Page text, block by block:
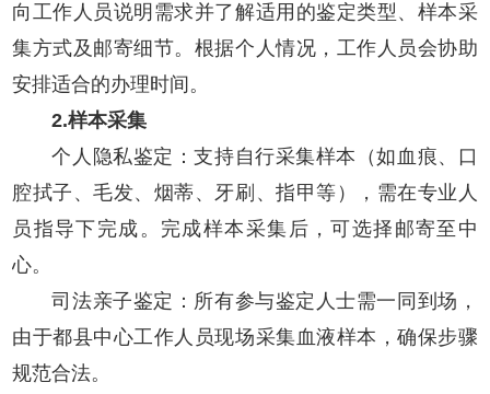
向工作人员说明需求并了解适用的鉴定类型、样本采
集方式及邮寄细节。根据个人情况，工作人员会协助
安排适合的办理时间。
2.样本采集
个人隐私鉴定：支持自行采集样本（如血痕、口
腔拭子、毛发、烟蒂、牙刷、指甲等），需在专业人
员指导下完成。完成样本采集后，可选择邮寄至中
心。
司法亲子鉴定：所有参与鉴定人士需一同到场，
由于都县中心工作人员现场采集血液样本，确保步骤
规范合法。